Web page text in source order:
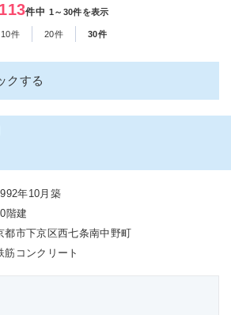
113件中 1～30件を表示
10件 20件 30件
クする
年10月築
階建
都市下京区西七条南中野町
筋コンクリート